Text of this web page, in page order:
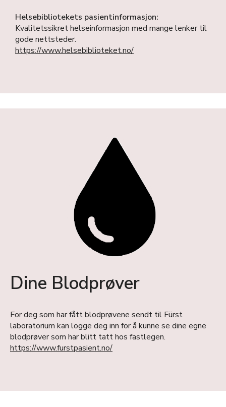
Helsebibliotekets pasientinformasjon:
Kvalitetssikret helseinformasjon med mange lenker til
gode nettsteder.
https://www.helsebiblioteket.no/
Dine Blodprøver
For deg som har fått blodprøvene sendt til Fürst
laboratorium kan logge deg inn for å kunne se dine egne
blodprøver som har blitt tatt hos fastlegen.
https://www.furstpasient.no/